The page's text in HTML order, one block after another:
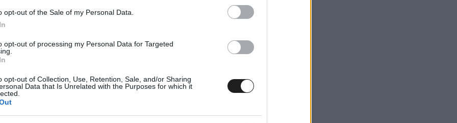
opt-out of the Sale of my Personal Data.
opt-out of processing my Personal Data for Targeted
opt-out of Collection, Use, Retention, Sale, and/or Sharing
Data that Is Unrelated with the Purposes for which it
idő és az időjárás visszatérése, amelyet